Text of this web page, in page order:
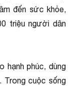
đến sức khỏe,
triệu người dân
hạnh phúc, dùng
Trong cuộc sống